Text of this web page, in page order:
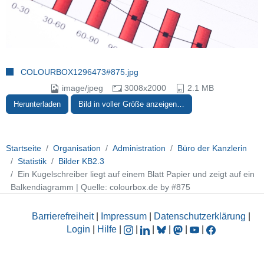
COLOURBOX1296473#875.jpg
image/jpeg
3008x2000 2.1 MB
Herunterladen Bild in voller Größe anzeigen…
Startseite Organisation Administration
Büro der Kanzlerin
Statistik
Bilder KB2.3
Ein Kugelschreiber liegt auf einem Blatt Papier und zeigt auf ein
Balkendiagramm | Quelle: colourbox.de by #875
Barrierefreiheit| Impressum Datenschutzerklärung
Login
Hilfe